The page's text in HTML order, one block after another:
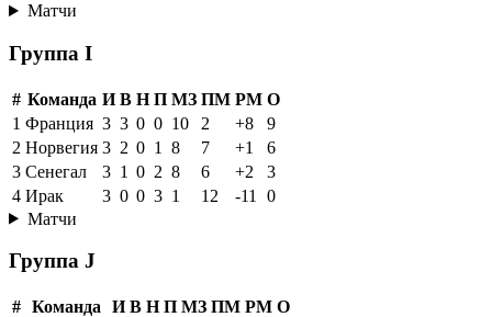
Матчи
Группа I
# Команда И В Н П МЗ ПМ РМ О
1 Франция 3 3 0 0 10 2 +8
9
2 Норвегия 3 2 0 1 8 7 +1
6
3 Сенегал 3 1 0 2 8 6 +2
3
4 Ирак 3 0 0 3 1 12 -11
0
Матчи
Группа J
# Команда И В Н П МЗ ПМ РМ О